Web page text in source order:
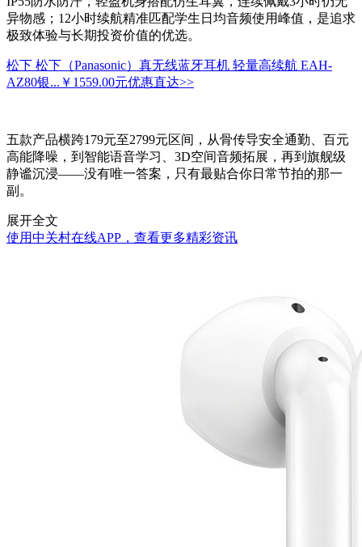
异物感；12小时续航精准匹配学生日均音频使用峰值，是追求
极致体验与长期投资价值的优选。
松下 松下（Panasonic）真无线蓝牙耳机 轻量高续航 EAH-
AZ80银... ￥1559.00元优惠直达>>
五款产品横跨179元至2799元区间，从骨传导安全通勤、百元
高能降噪，到智能语音学习、3D空间音频拓展，再到旗舰级
静谧沉浸——没有唯一答案，只有最贴合你日常节拍的那一
副。
展开全文
使用中关村在线APP，查看更多精彩资讯